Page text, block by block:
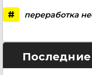
# переработка